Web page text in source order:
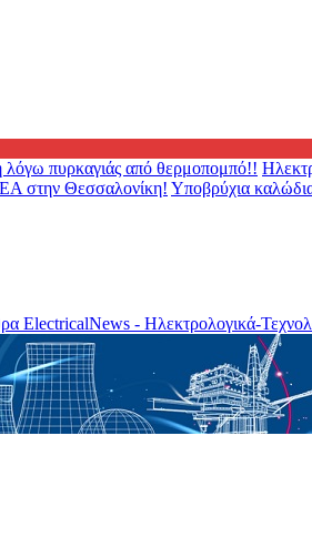
λόγω πυρκαγιάς από θερμοπομπό!!
στην Θεσσαλονίκη! Υποβρύχια
ElectricalNews - Ηλεκτρολογικά-